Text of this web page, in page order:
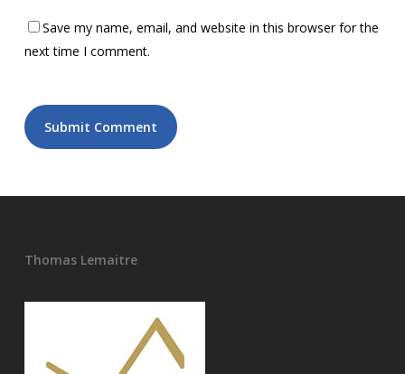
Save my name, email, and website in this browser for the
next time I comment.
Thomas Lemaitre